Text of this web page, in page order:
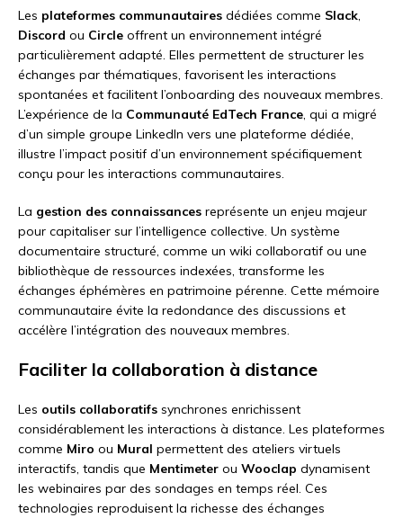
Les plateformes communautaires dédiées comme Slack,
Discord ou Circle offrent un environnement intégré
particulièrement adapté. Elles permettent de structurer les
échanges par thématiques, favorisent les interactions
spontanées et facilitent l’onboarding des nouveaux membres.
L’expérience de la Communauté EdTech France, qui a migré
d’un simple groupe LinkedIn vers une plateforme dédiée,
illustre l’impact positif d’un environnement spécifiquement
conçu pour les interactions communautaires.
La gestion des connaissances représente un enjeu majeur
pour capitaliser sur l’intelligence collective. Un système
documentaire structuré, comme un wiki collaboratif ou une
bibliothèque de ressources indexées, transforme les
échanges éphémères en patrimoine pérenne. Cette mémoire
communautaire évite la redondance des discussions et
accélère l’intégration des nouveaux membres.
Faciliter la collaboration à distance
Les outils collaboratifs synchrones enrichissent
considérablement les interactions à distance. Les plateformes
comme Miro ou Mural permettent des ateliers virtuels
interactifs, tandis que Mentimeter ou Wooclap dynamisent
les webinaires par des sondages en temps réel. Ces
technologies reproduisent la richesse des échanges